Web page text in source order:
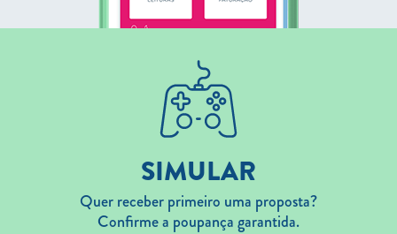
SIMULAR
Quer receber primeiro uma proposta?
Confirme a poupança garantida.